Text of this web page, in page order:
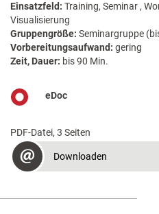
Einsatzfeld: Training, Seminar ,
Visualisierung
Gruppengröße: Seminargruppe
Vorbereitungsaufwand: gering
Zeit, Dauer: bis 90 Min.
eDoc
PDF-Datei, 3 Seiten
Downloaden